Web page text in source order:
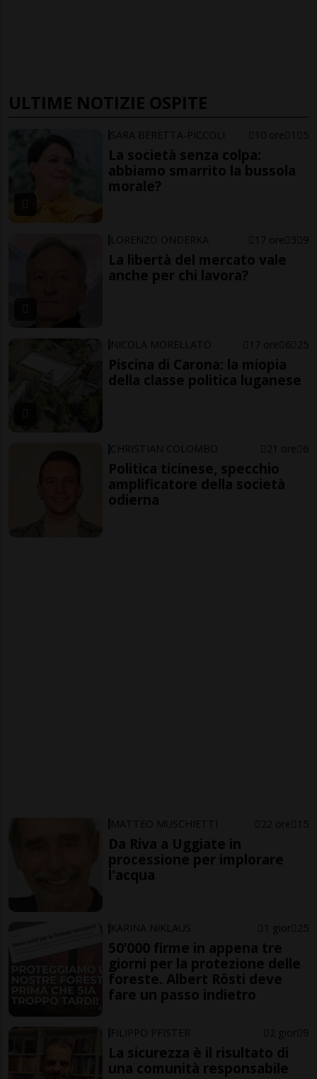
ULTIME NOTIZIE OSPITE
SARA BERETTA-PICCOLI 10 ore 1 5
La società senza colpa:
abbiamo smarrito la bussola
morale?
LORENZO ONDERKA 17 ore 3 9
La libertà del mercato vale
anche per chi lavora?
NICOLA MORELLATO 17 ore 6 25
Piscina di Carona: la miopia
della classe politica luganese
CHRISTIAN COLOMBO 21 ore 6
Politica ticinese, specchio
amplificatore della società
odierna
MATTEO MUSCHIETTI 22 ore 15
Da Riva a Uggiate in
processione per implorare
l'acqua
KARINA NIKLAUS 1 gior 25
50’000 firme in appena tre
giorni per la protezione delle
foreste. Albert Rösti deve
fare un passo indietro
FILIPPO PFISTER 2 gior 9
La sicurezza è il risultato di
una comunità responsabile